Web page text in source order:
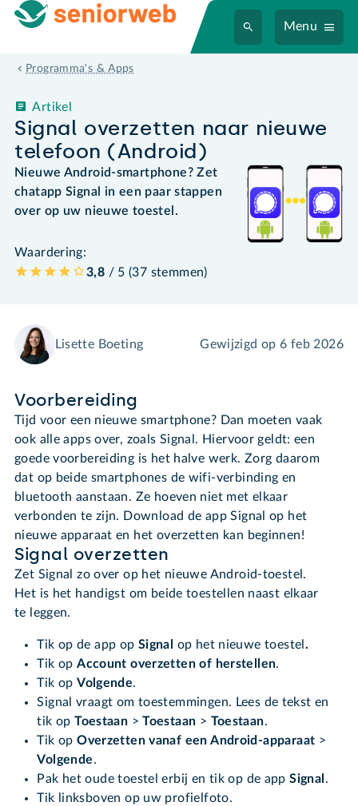
Menu
Programma's & Apps
Signal overzetten naar nieuwe
telefoon (Android)
Artikel
Nieuwe Android-smartphone? Zet
chatapp Signal in een paar stappen
over op uw nieuwe toestel.
Waardering:
3,8 / 5 (37 stemmen)
Lisette Boeting Gewijzigd op 6 feb 2026
Voorbereiding
Tijd voor een nieuwe smartphone? Dan moeten vaak
ook alle apps over, zoals Signal. Hiervoor geldt: een
goede voorbereiding is het halve werk. Zorg daarom
dat op beide smartphones de wifi-verbinding en
bluetooth aanstaan. Ze hoeven niet met elkaar
verbonden te zijn. Download de app Signal op het
nieuwe apparaat en het overzetten kan beginnen!
Signal overzetten
Zet Signal zo over op het nieuwe Android-toestel.
Het is het handigst om beide toestellen naast elkaar
te leggen.
Tik op de app op Signal op het nieuwe toestel .
Tik opAccount overzetten of herstellen.
Tik opVolgende.
Signal vraagt om toestemmingen. Lees de tekst en
tik opToestaan >Toestaan > Toestaan.
Tik opOverzetten vanaf een Android-apparaat >
Volgende.
Pak het oude toestel erbij en tik op de appSignal .
Tik linksboven op uw profielfoto.